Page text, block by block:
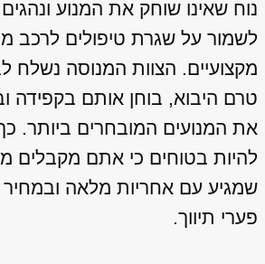
נוח שאינו שוחק את המנוע
לשמור על שגרת טיפולים לרכב
מקצועיים. הצוות המנוסה נשלח
טרם היבוא, בוחן אותם בקפידה
את המנועים המובחרים ביותר.
להיות בטוחים כי אתם מקבלים
שמגיע עם אחריות מלאה
פערי תיווך.